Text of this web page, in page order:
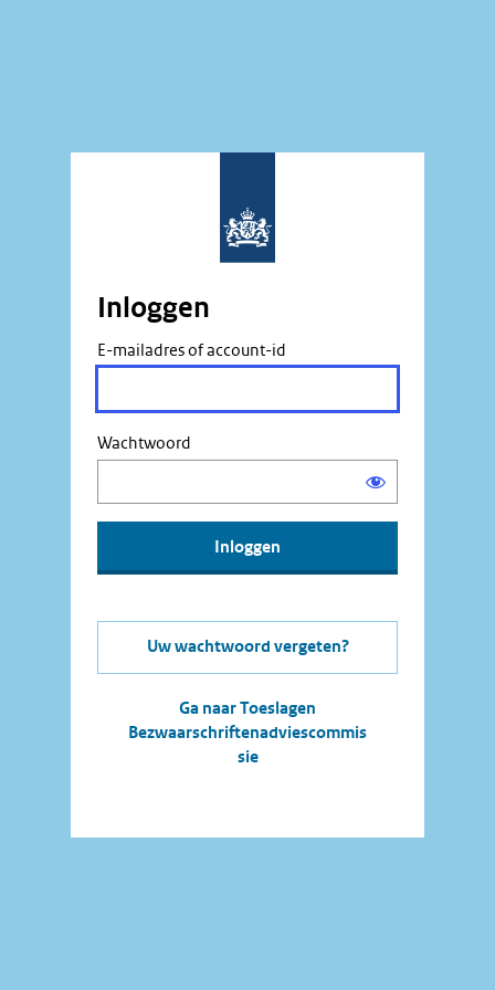
Inloggen
E-mailadres of account-id
Wachtwoord
Uw wachtwoord vergeten?
Ga naar Toeslagen
Bezwaarschriftenadviescommis
sie